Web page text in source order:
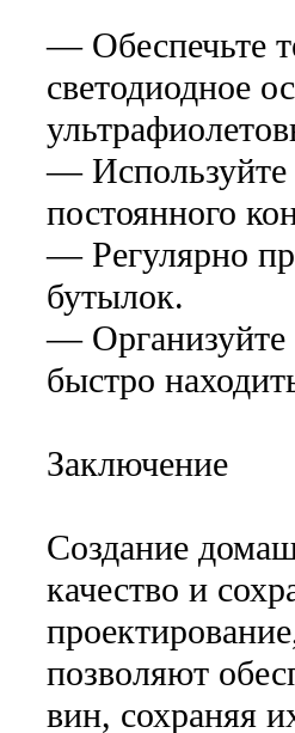
— Обеспечьте
светодиодное
— Используйте
постоянного
— Регулярно
бутылок.
— Организуйте
быстро
Заключение
Создание
качество и
позволяют
вин, сохраняя